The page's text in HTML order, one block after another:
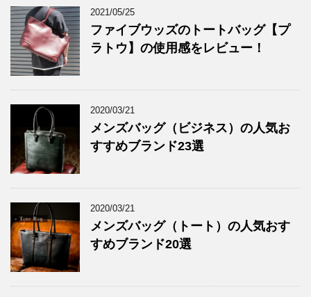
2021/05/25
ファイブウッズのトートバッグ【プ
ラトウ】の使用感をレビュー！
2020/03/21
メンズバッグ（ビジネス）の人気お
すすめブランド23選
2020/03/21
メンズバッグ（トート）の人気おす
すめブランド20選